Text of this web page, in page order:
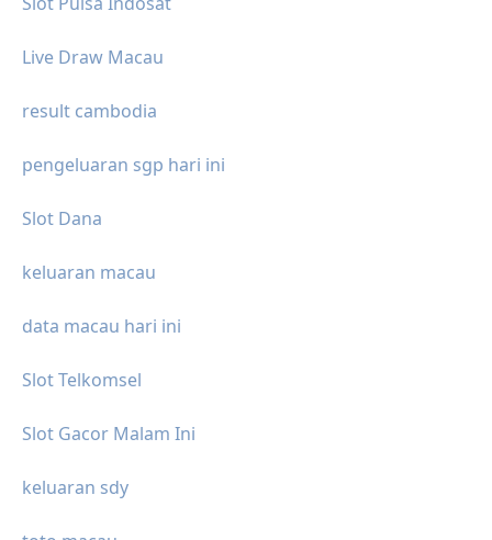
Live Draw Macau
result cambodia
pengeluaran sgp hari ini
Slot Dana
keluaran macau
data macau hari ini
Slot Telkomsel
Slot Gacor Malam Ini
keluaran sdy